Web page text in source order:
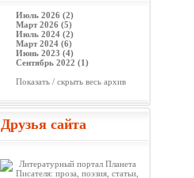
Июль 2026 (2)
Март 2026 (5)
Июль 2024 (2)
Март 2024 (6)
Июнь 2023 (4)
Сентябрь 2022 (1)
Показать / скрыть весь архив
Друзья сайта